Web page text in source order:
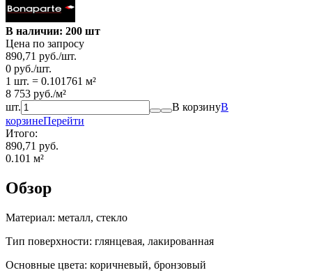
В наличии: 200 шт
Цена по запросу
890,71 руб./шт.
0 руб./шт.
1 шт. = 0.101761 м²
8 753 руб./м²
шт.
В корзинуВ
корзинеПерейти
Итого:
890,71 руб.
0.101 м²
Обзор
Материал: металл, стекло
Тип поверхности: глянцевая, лакированная
Основные цвета: коричневый, бронзовый